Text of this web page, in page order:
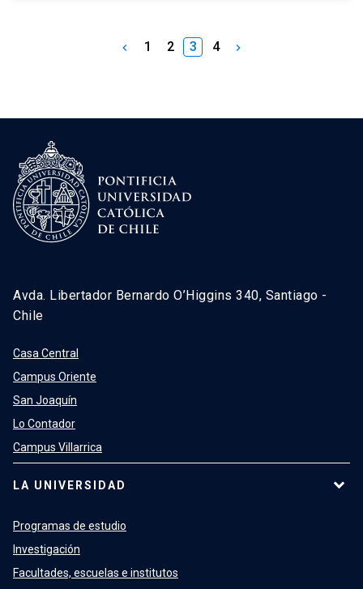
keyboard_arrow_left 1 2 3 4 keyboard_arrow_right
Avda. Libertador Bernardo O’Higgins 340, Santiago -
Chile
Casa Central
Campus Oriente
San Joaquín
Lo Contador
Campus Villarrica
LA UNIVERSIDAD
Programas de estudio
Investigación
Facultades, escuelas e institutos